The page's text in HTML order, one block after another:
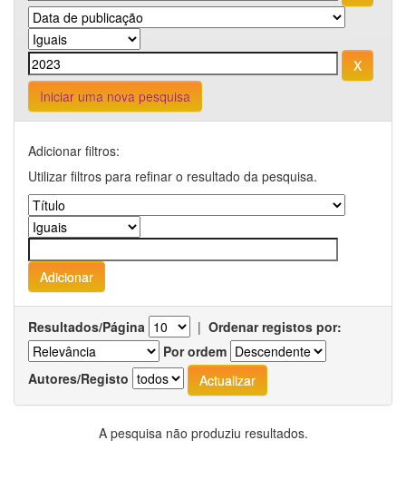
Iniciar uma nova pesquisa
Adicionar filtros:
Utilizar filtros para refinar o resultado da pesquisa.
Resultados/Página | Ordenar registos por:
Por ordem
Autores/Registo
A pesquisa não produziu resultados.